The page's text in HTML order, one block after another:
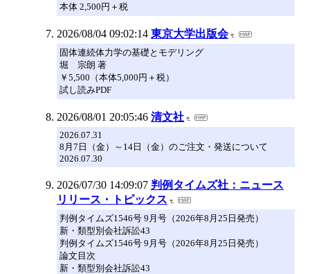
本体 2,500円＋税
2026/08/04 09:02:14 東京大学出版会
固体連続体力学の基礎とモデリング
堀 宗朗 著
￥5,500（本体5,000円＋税）
試し読みPDF
2026/08/01 20:05:46 清文社
2026.07.31
8月7日（金）～14日（金）のご注文・発送について
2026.07.30
2026/07/30 14:09:07 判例タイムズ社：ニュース
リリース・トピックス
判例タイムズ1546号 9月号（2026年8月25日発売）
新・類型別会社訴訟43
判例タイムズ1546号 9月号（2026年8月25日発売）
論文目次
新・類型別会社訴訟43